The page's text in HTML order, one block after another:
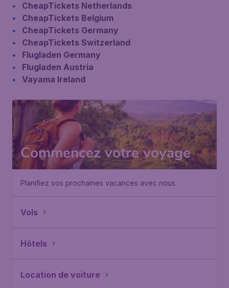
CheapTickets Netherlands
CheapTickets Belgium
CheapTickets Germany
CheapTickets Switzerland
Flugladen Germany
Flugladen Austria
Vayama Ireland
Commencez votre voyage
Planifiez vos prochaines vacances avec nous.
Vols
Hôtels
Location de voiture